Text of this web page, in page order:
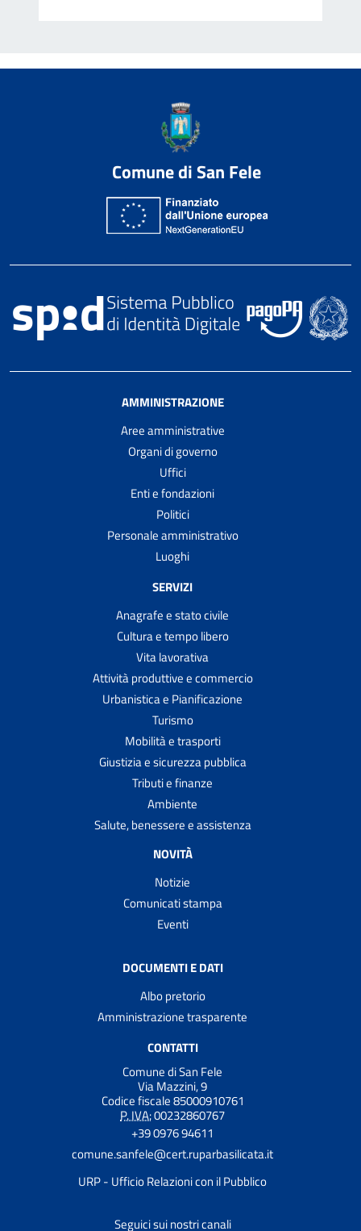
Comune di San Fele
AMMINISTRAZIONE
Aree amministrative
Organi di governo
Uffici
Enti e fondazioni
Politici
Personale amministrativo
Luoghi
SERVIZI
Anagrafe e stato civile
Cultura e tempo libero
Vita lavorativa
Attività produttive e commercio
Urbanistica e Pianificazione
Turismo
Mobilità e trasporti
Giustizia e sicurezza pubblica
Tributi e finanze
Ambiente
Salute, benessere e assistenza
NOVITÀ
Notizie
Comunicati stampa
Eventi
DOCUMENTI E DATI
Albo pretorio
Amministrazione trasparente
CONTATTI
Comune di San Fele
Via Mazzini, 9
Codice fiscale 85000910761
P. IVA:00232860767
+39 0976 94611
comune.sanfele@cert.ruparbasilicata.it
URP - Ufficio Relazioni con il Pubblico
Seguici sui nostri canali